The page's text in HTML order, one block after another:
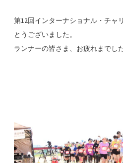
第12回インターナショナル・チャ
とうございました。
ランナーの皆さま、お疲れまでし